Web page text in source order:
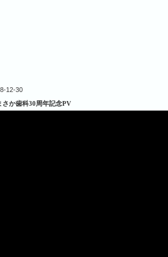
12-30
さか歯科30周年記念PV